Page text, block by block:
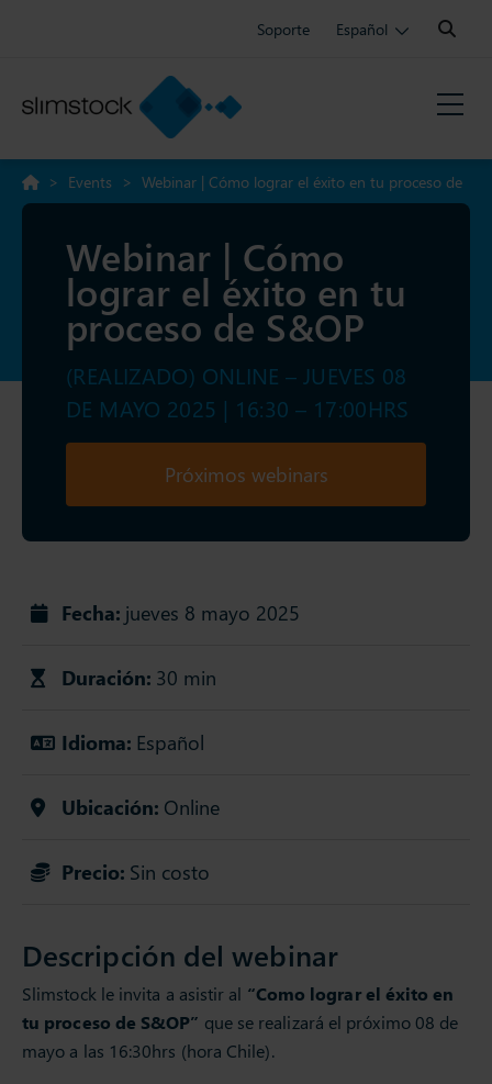
Soporte Español
Search:
> Events > Webinar | Cómo lograr el éxito en tu proceso de
S&OP
Webinar | Cómo
lograr el éxito en tu
proceso de S&OP
(REALIZADO) ONLINE – JUEVES 08
DE MAYO 2025 | 16:30 – 17:00HRS
Próximos webinars
Descripción del webinar
Slimstock le invita a asistir al “Como lograr el éxito en
tu proceso de S&OP” que se realizará el próximo 08 de
mayo a las 16:30hrs (hora Chile).
Fecha: jueves 8 mayo 2025
Duración: 30 min
Idioma: Español
Ubicación: Online
Precio: Sin costo